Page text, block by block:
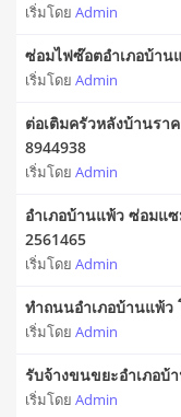
เริ่มโดย Admin
ซ่อมไฟซ๊อตอำเภอบ้าน
เริ่มโดย Admin
ต่อเติมครัวหลังบ้านรา
8944938
เริ่มโดย Admin
อำเภอบ้านแพ้ว ซ่อมแ
2561465
เริ่มโดย Admin
ทำถนนอำเภอบ้านแพ้ว
เริ่มโดย Admin
รับจ้างขนขยะอำเภอบ้
เริ่มโดย Admin